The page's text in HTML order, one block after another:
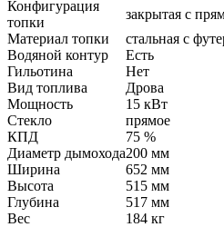
Конфигурация
топки
закрытая с
Материал топки
стальная с
Водяной контур
Есть
Гильотина
Нет
Вид топлива
Дрова
Мощность
15 кВт
Стекло
прямое
КПД
75 %
Диаметр дымохода200 мм
Ширина
652 мм
Высота
515 мм
Глубина
517 мм
Вес
184 кг